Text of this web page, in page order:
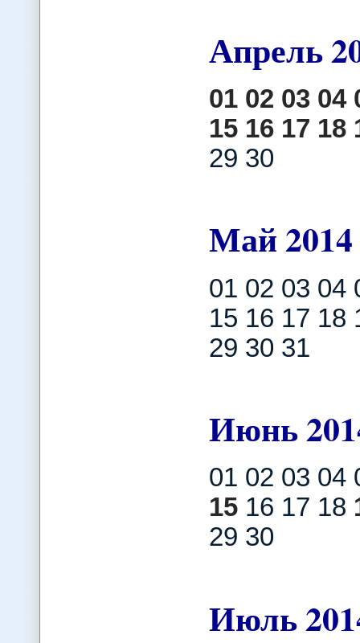
Апрель
01 02 03 04
15 16 17 18
29 30
Май2014
01 02 03 04
15 16 17 18
29 30 31
Июнь
01 02 03 04
1516 17 18
29 30
Июль